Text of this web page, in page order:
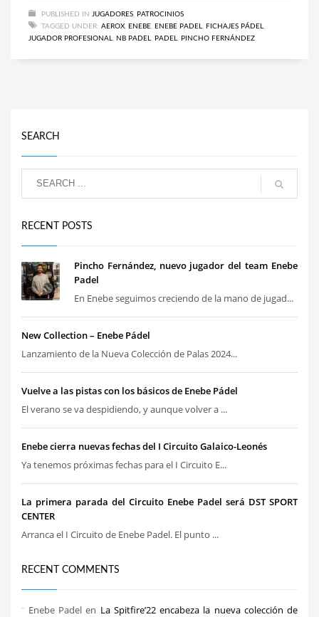
PUBLISHED IN JUGADORES PATROCINIOS
TAGGED UNDER: AEROX ENEBE ENEBE PADEL FICHAJES PÁDEL
JUGADOR PROFESIONAL
NB PADEL PADEL PINCHO FERNÁNDEZ
SEARCH
RECENT POSTS
Pincho Fernández, nuevo jugador del team Enebe
Padel
En Enebe seguimos creciendo de la mano de jugad...
New Collection – Enebe Pádel
Lanzamiento de la Nueva Colección de Palas 2024...
Vuelve a las pistas con los básicos de Enebe Pádel
El verano se va despidiendo, y aunque volver a ...
Enebe cierra nuevas fechas del I Circuito Galaico-Leonés
Ya tenemos próximas fechas para el I Circuito E...
La primera parada del Circuito Enebe Padel será DST SPORT
CENTER
Arranca el I Circuito de Enebe Padel. El punto ...
RECENT COMMENTS
Enebe Padel en La Spitfire’22 encabeza la nueva colección de